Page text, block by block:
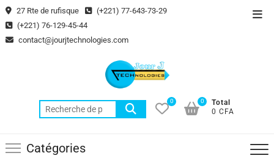
Skip
to
content
27 Rte de rufisque
(+221) 77-643-73-29
(+221) 76-129-45-44
contact@jourjtechnologies.com
Recherche
pour :
0
Total
0 CFA
0
Catégories